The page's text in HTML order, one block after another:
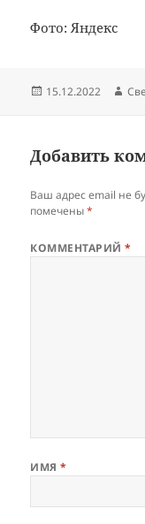
Фото: Яндекс
Опубликовано
15.12.2022
Добавить
Ваш адрес email не
помечены*
КОММЕНТАРИЙ*
ИМЯ*